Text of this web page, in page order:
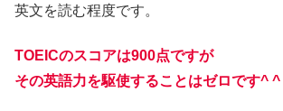
英文を読む程度です。
TOEICのスコアは900点ですが
その英語力を駆使することはゼロです^ ^